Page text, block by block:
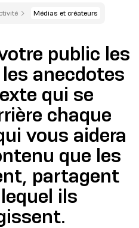
Médias et créateurs
public les
anecdotes
qui se
chaque
vous aidera
que les
partagent
ils